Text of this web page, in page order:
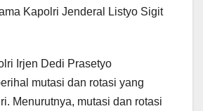
Kapolri Jenderal Listyo Sigit
Irjen Dedi Prasetyo
mutasi dan rotasi yang
Menurutnya, mutasi dan rotasi